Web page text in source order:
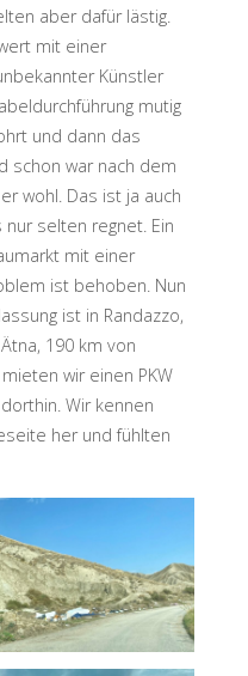
aber dafür lästig.
mit einer
Künstler
mutig
und dann das
schon war nach dem
wohl. Das ist ja auch
nur selten regnet. Ein
mit einer
ist behoben. Nun
ist in Randazzo,
190 km von
wir einen PKW
Wir kennen
her und fühlten